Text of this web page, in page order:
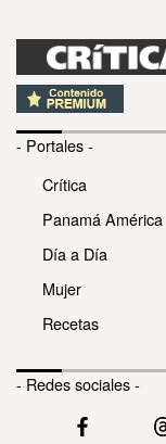
- Portales -
Crítica
Panamá América
Día a Día
Mujer
Recetas
- Redes sociales -